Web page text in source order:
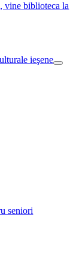
vine biblioteca la
ieşene
seniori